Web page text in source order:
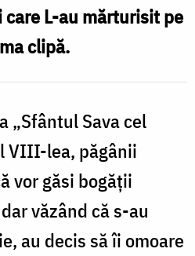
L-au mărturisit pe
clipă.
„Sfântul Sava cel
VIII-lea, păgânii
vor găsi bogății
văzând că s-au
au decis să îi omoare